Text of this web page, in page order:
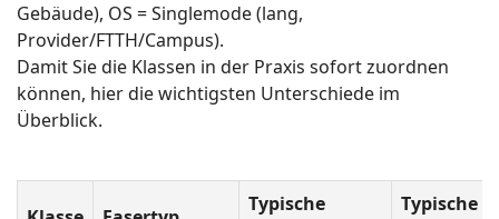
Gebäude), OS = Singlemode (lang,
Provider/FTTH/Campus).
Damit Sie die Klassen in der Praxis sofort zuordnen
können, hier die wichtigsten Unterschiede im
Überblick.
Typische
Typische